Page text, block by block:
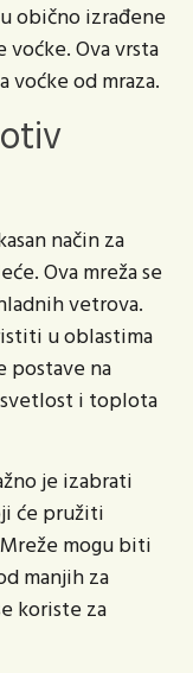
obično izrađene
voćke. Ova vrsta
voćke od mraza.
način za
Ova mreža se
vetrova.
u oblastima
postave na
svetlost i toplota
je izabrati
će pružiti
mogu biti
manjih za
koriste za